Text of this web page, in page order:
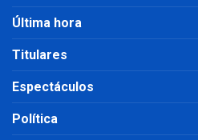
Última hora
Titulares
Espectáculos
Política